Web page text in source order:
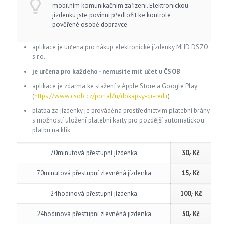
mobilním komunikačním zařízení. Elektronickou
jízdenku jste povinni předložit ke kontrole
pověřené osobě dopravce
aplikace je určena pro nákup elektronické jízdenky MHD DSZO,
s.r.o.
je určena pro každého - nemusíte mít účet u ČSOB
aplikace je zdarma ke stažení v Apple Store a Google Play
(https://www.csob.cz/portal/n/dokapsy-qr-redir)
platba za jízdenky je prováděna prostřednictvím platební brány
s možností uložení platební karty pro pozdější automatickou
platbu na klik
70minutová přestupní jízdenka 30,- Kč
70minutová přestupní zlevněná jízdenka 15,- Kč
24hodinová přestupní jízdenka 100,- Kč
24hodinová přestupní zlevněná jízdenka 50,- Kč